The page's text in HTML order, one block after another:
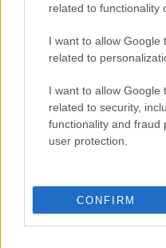
related to functionality
I want to allow Google
related to
I want to allow Google
related to security,
functionality and fraud
user protection.
CONFIRM
06/08/2026
με τον «Ιπτάμενο
05/08/2026
Ισόπαλο το πρωτο
Ουρμπίνο
ΓΝΩΜΕΣ